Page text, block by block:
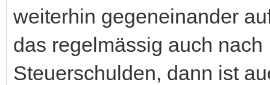
weiterhin gegeneinander
das regelmässig auch
Steuerschulden, dann ist